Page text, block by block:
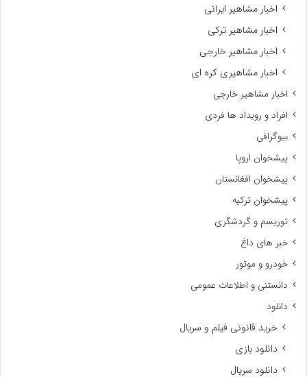
اخبار مشاهیر ایرانی
اخبار مشاهیر ترکی
اخبار مشاهیر خارجی
اخبار مشاهیری کره ای
اخبار مشاهیر خارجی
افراد و رویداد ها فردی
بیوگرافی
پیشخوان اروپا
پیشخوان افغانستان
پیشخوان ترکیه
توریسم و گردشگری
خبر های داغ
خودرو و موتور
دانستنی و اطلاعات عمومی
دانلود
خرید قانونی فیلم و سریال
دانلود بازی
دانلود سریال